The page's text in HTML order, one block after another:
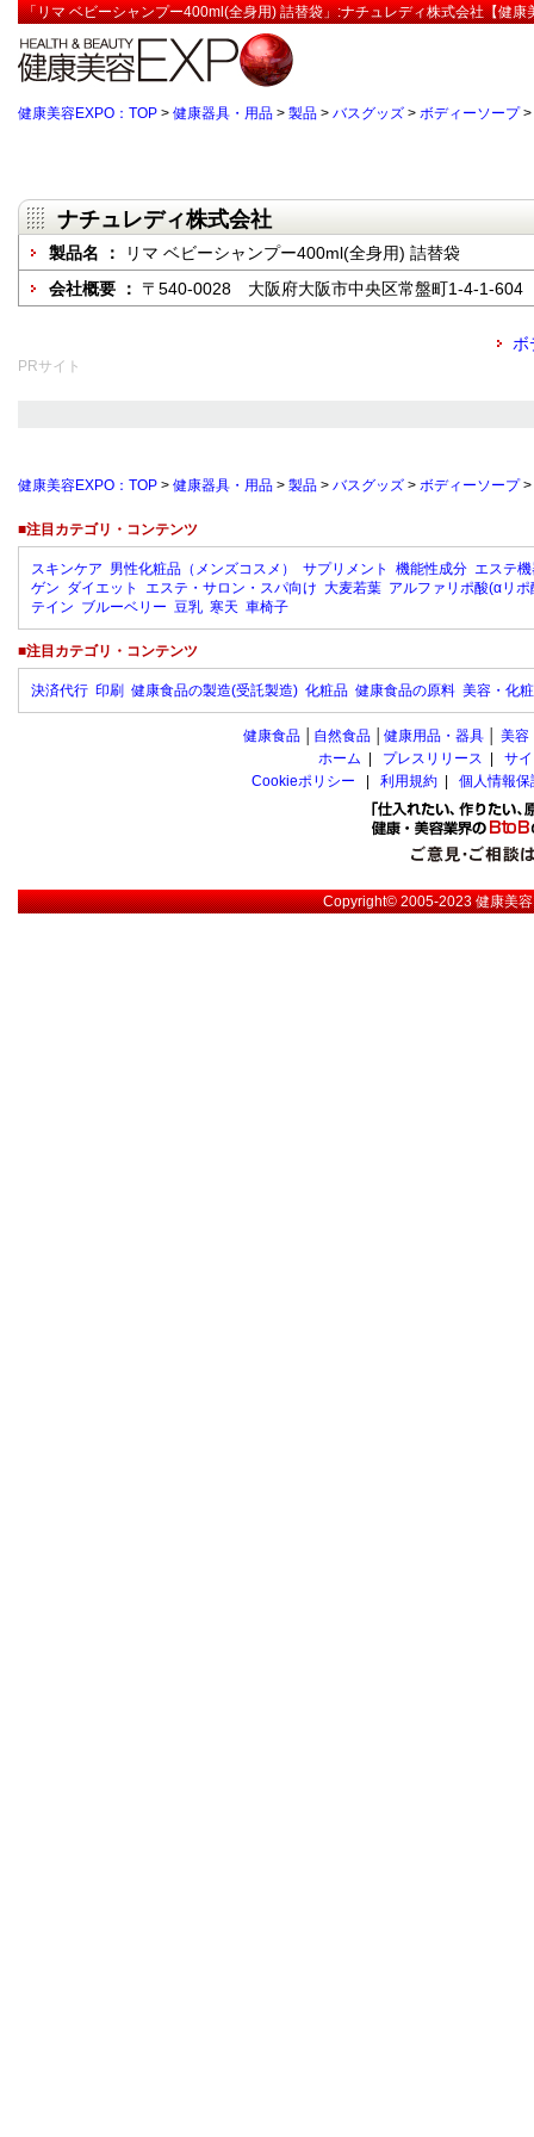
「リマ ベビーシャンプー400ml(全身用) 詰替袋」:ナチュレディ株式会社【健康
健康美容EXPO：TOP > 健康器具・用品 > 製品 > バスグッズ > ボディーソープ>
ナチュレディ株式会社
製品名 ：
リマ ベビーシャンプー400ml(全身用) 詰替袋
会社概要 ： 〒540-0028 大阪府大阪市中央区常盤町1-4-1-604
ボ
PRサイト
健康美容EXPO：TOP > 健康器具・用品 > 製品 > バスグッズ > ボディーソープ>
■注目カテゴリ・コンテンツ
スキンケア 男性化粧品（メンズコスメ） サプリメント 機能性成分 エステ
ゲン ダイエット エステ・サロン・スパ向け 大麦若葉 アルファリポ酸(αリポ
テイン ブルーベリー 豆乳 寒天 車椅子
■注目カテゴリ・コンテンツ
決済代行 印刷 健康食品の製造(受託製造) 化粧品 健康食品の原料 美容・化
健康食品 自然食品 健康用品・器具 美容
ホーム
プレスリリース
サ
Cookieポリシー
利用規約 個人情報
Copyright© 2005-2023健康美